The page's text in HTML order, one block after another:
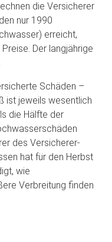
die Versicherer
nur 1990
erreicht,
Der langjährige
Schäden –
ist jeweils wesentlich
die Hälfte der
des Versicherer-
hat für den Herbst
wie
Verbreitung finden